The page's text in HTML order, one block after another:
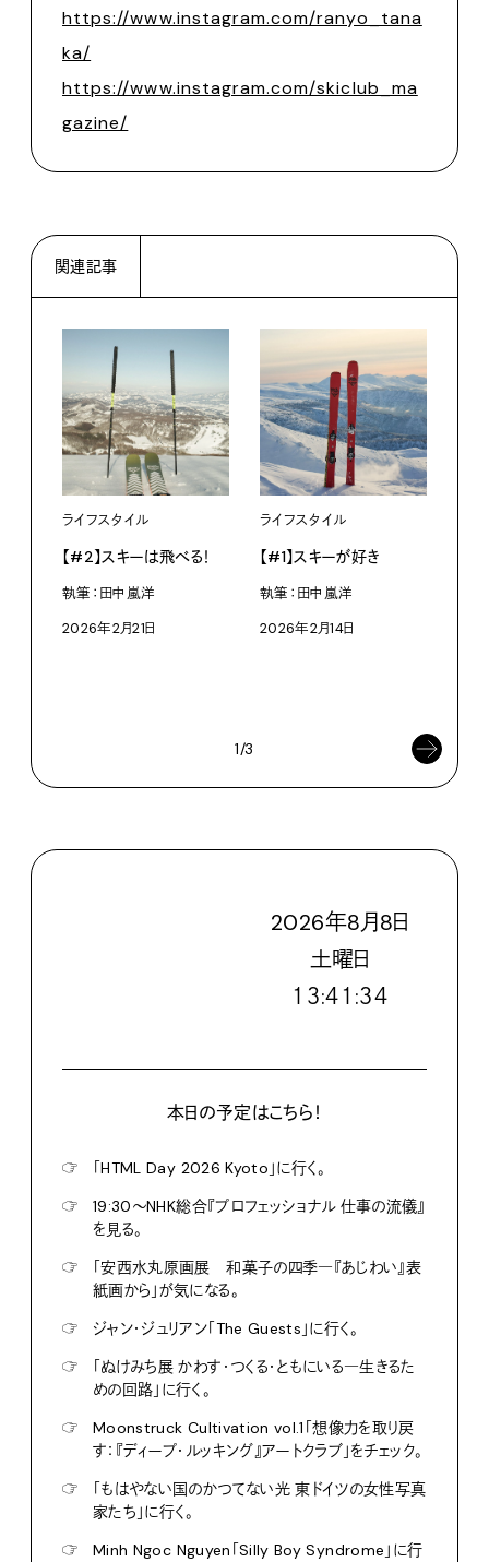
https://www.instagram.com/ranyo_tana
ka/
https://www.instagram.com/skiclub_ma
gazine/
関連記事
ライフスタイル
【#2】スキーは飛べる！
執筆：田中嵐洋
2026年2月21日
ライフスタイル
【#1】スキーが好き
執筆：田中嵐洋
2026年2月14日
1/3
2026年8月8日
土曜日
１３:４１:３６
本日の予定はこちら！
☞
「HTML Day 2026 Kyoto」に行く。
☞
19:30〜NHK総合『プロフェッショナル 仕事の流儀』
を見る。
☞
「安西水丸原画展 和菓子の四季―『あじわい』表
紙画から」が気になる。
☞
ジャン・ジュリアン「The Guests」に行く。
☞
「ぬけみち展 かわす・つくる・ともにいる―生きるた
めの回路」に行く。
☞
Moonstruck Cultivation vol.1「想像力を取り戻
す：『ディープ・ルッキング』アートクラブ」をチェック。
☞
「もはやない国のかつてない光 東ドイツの女性写真
家たち」に行く。
☞
Minh Ngoc Nguyen「Silly Boy Syndrome」に行